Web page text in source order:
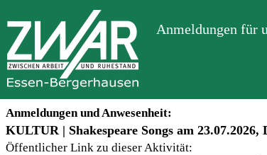
Anmeldungen für
Anmeldungen und Anwesenheit:
KULTUR | Shakespeare Songs am
Öffentlicher Link zu dieser Aktivität: